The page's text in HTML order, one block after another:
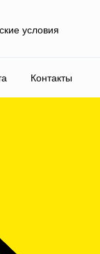
Контакты
условия